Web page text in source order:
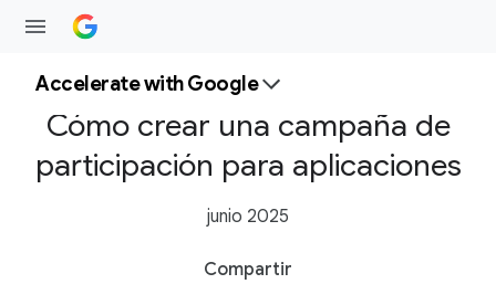
Accelerate with Google
Cómo crear una campaña de
participación para aplicaciones
junio 2025
Compartir